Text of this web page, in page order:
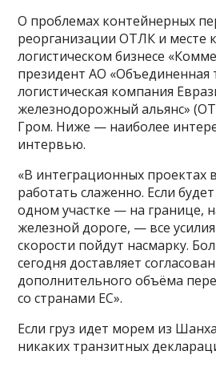
О проблемах контейнерных
реорганизации ОТЛК и месте
логистическом бизнесе
президент АО «Объединенная
логистическая компания
железнодорожный альянс»
Гром. Ниже — наиболее
интервью.
«В интеграционных проектах
работать слаженно. Если
одном участке — на границе,
железной дороге, — все
скорости пойдут насмарку.
сегодня доставляет
дополнительного объёма
со странами ЕС».
Если груз идет морем из
никаких транзитных